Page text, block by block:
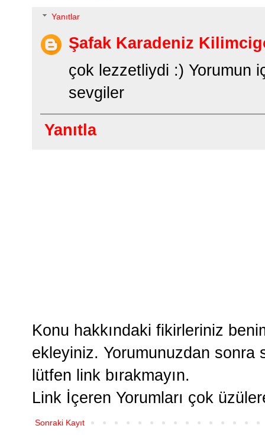
Yanıtlar
Şafak Karadeniz
çok lezzetliydi :) Yorumun
sevgiler
Yanıtla
Konu hakkındaki fikirleriniz
ekleyiniz. Yorumunuzdan
lütfen link bırakmayın.
Link İçeren Yorumları çok
Sonraki Kayıt